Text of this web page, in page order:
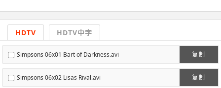
HDTV HDTV中字
复制
Simpsons 06x01 Bart of Darkness.avi
复制
Simpsons 06x02 Lisas Rival.avi